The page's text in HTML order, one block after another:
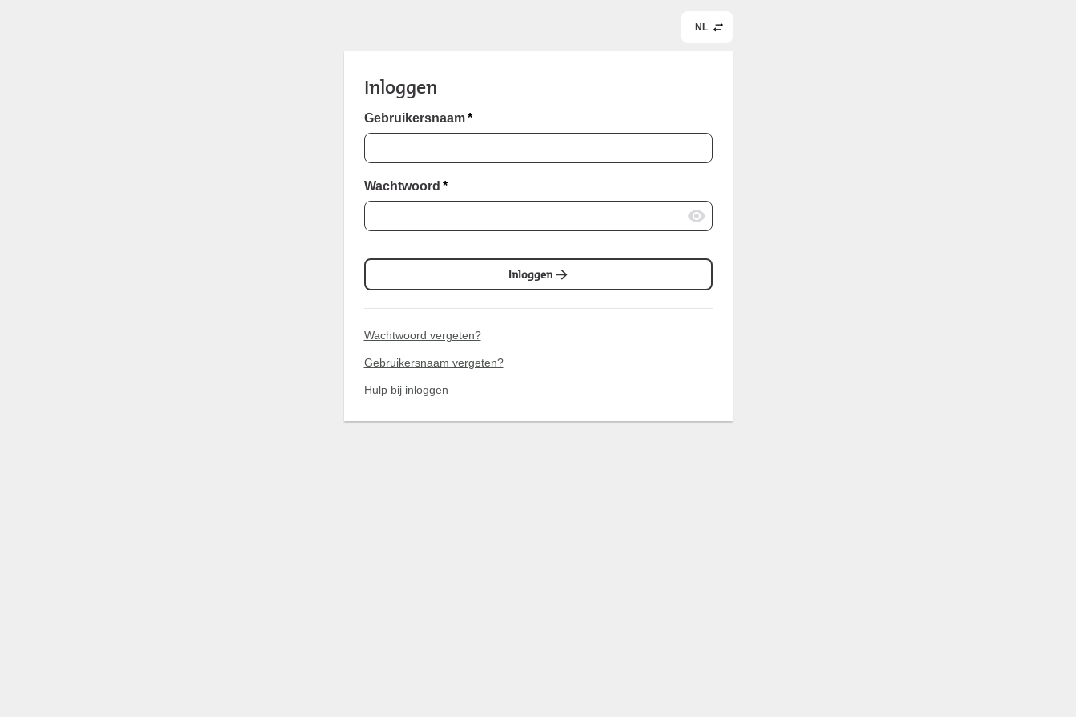
NL
Inloggen
Gebruikersnaam *
Wachtwoord *
Inloggen
Wachtwoord vergeten?
Gebruikersnaam vergeten?
Hulp bij inloggen